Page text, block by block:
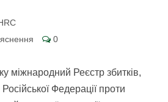
0
міжнародний Реєстр збитків,
Федерації проти